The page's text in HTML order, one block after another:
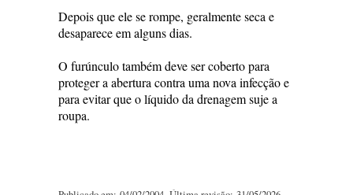
Depois que ele se rompe, geralmente seca e
desaparece em alguns dias.
O furúnculo também deve ser coberto para
proteger a abertura contra uma nova infecção e
para evitar que o líquido da drenagem suje a
roupa.